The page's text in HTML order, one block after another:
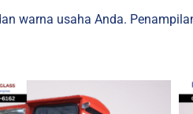
warna usaha Anda.